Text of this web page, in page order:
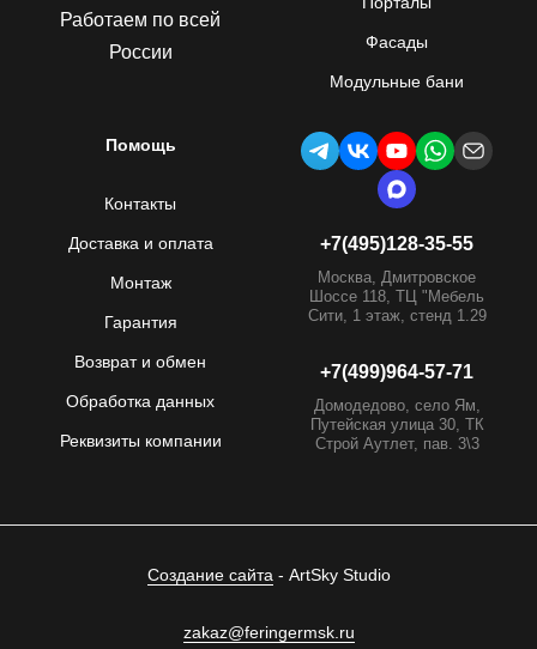
Работаем по всей
России
Фасады
Модульные бани
Помощь
Контакты
Доставка и оплата
Монтаж
Гарантия
Возврат и обмен
Обработка данных
Реквизиты компании
+7(495)128-35-55
Москва, Дмитровское
Шоссе 118, ТЦ "Мебель
Сити, 1 этаж, стенд 1.29
+7(499)964-57-71
Домодедово, село Ям,
Путейская улица 30, ТК
Строй Аутлет, пав. 3\3
Создание сайта - ArtSky Studio
zakaz@feringermsk.ru